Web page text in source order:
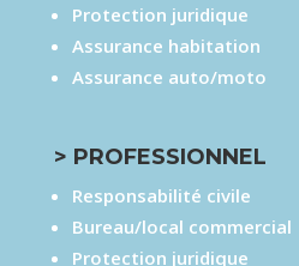
Protection juridique
Assurance habitation
Assurance auto/moto
> PROFESSIONNEL
Responsabilité civile
Bureau/local commercial
Protection juridique